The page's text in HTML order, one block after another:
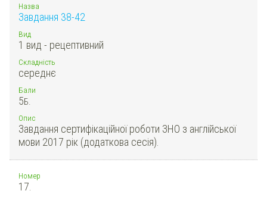
Назва
Завдання 38-42
Вид
1 вид - рецептивний
Складність
середнє
Бали
5Б.
Опис
Завдання сертифікаційної роботи ЗНО з англійської
мови 2017 рік (додаткова сесія).
Номер
17.